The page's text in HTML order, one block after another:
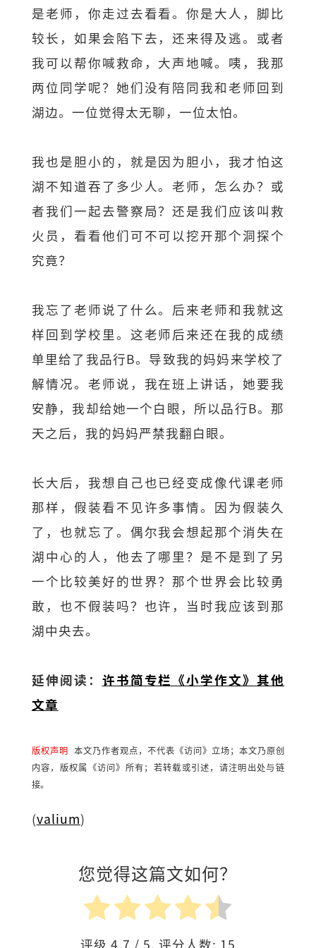
是老师，你走过去看看。你是大人，脚比
较长，如果会陷下去，还来得及逃。或者
我可以帮你喊救命，大声地喊。咦，我那
两位同学呢？她们没有陪同我和老师回到
湖边。一位觉得太无聊，一位太怕。
我也是胆小的，就是因为胆小，我才怕这
湖不知道吞了多少人。老师，怎么办？或
者我们一起去警察局？还是我们应该叫救
火员，看看他们可不可以挖开那个洞探个
究竟？
我忘了老师说了什么。后来老师和我就这
样回到学校里。这老师后来还在我的成绩
单里给了我品行B。导致我的妈妈来学校了
解情况。老师说，我在班上讲话，她要我
安静，我却给她一个白眼，所以品行B。那
天之后，我的妈妈严禁我翻白眼。
长大后，我想自己也已经变成像代课老师
那样，假装看不见许多事情。因为假装久
了，也就忘了。偶尔我会想起那个消失在
湖中心的人，他去了哪里？是不是到了另
一个比较美好的世界？那个世界会比较勇
敢，也不假装吗？也许，当时我应该到那
湖中央去。
延伸阅读： 许书简专栏《小学作文》其他
文章
版权声明 本文乃作者观点，不代表《访问》立场；本文乃原创
内容，版权属《访问》所有；若转载或引述，请注明出处与链
接。
(valium)
您觉得这篇文如何？
评级 4.7 / 5. 评分人数: 15